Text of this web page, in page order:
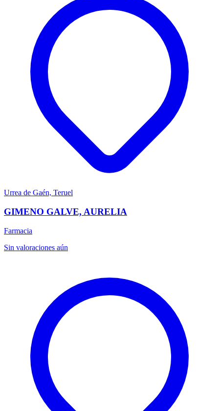
Urrea de Gaén, Teruel
GIMENO GALVE, AURELIA
Farmacia
Sin valoraciones aún